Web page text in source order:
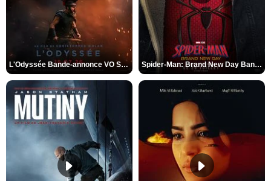
L'Odyssée Bande-annonce VO STFR Spider-Man: Brand New Day Bande-annonce VO STFR